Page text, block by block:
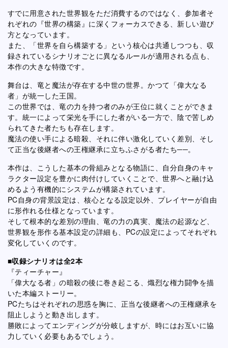
すでに用意された世界観をただ消費するのではなく、参加者そ
れぞれの『世界の構築』に深くフォーカスできる、新しい遊び
方となっています。
また、「世界を自ら構築する」という核心は共通しつつも、収
録されているシナリオごとに異なるルールが適用される点も、
本作の大きな特徴です。
舞台は、竜と魔法が存在する中世の世界。かつて「偉大なる
者」が統一した王国。
この世界では、竜の力を持つ者のみが王位に就くことができま
す。統一によって栄光を手にした者がいる一方で、陰で苦しめ
られてきた者たちも存在します。
魔法の使い手による暗殺、それに伴い激化していく差別、そし
て正当な後継者への王権継承に立ちふさがる者たち──。
本作は、こうした基本の骨組みとなる物語に、自分自身のキャ
ラクター設定を豊かに肉付けしていくことで、世界へと融け込
めるよう有機的にシステムが構築されています。
PC自身の背景設定は、核心となる設定以外、プレイヤーが自由
に形作れる仕様となっています。
そして根本的な差別の理由、竜の力の真実、魔法の起源など、
世界観を形作る基本設定の詳細も、PCの設定によってそれぞれ
変化していくのです。
■収録シナリオは全2本
『ティーチャー』
「偉大なる者」の暗殺の後に巻き起こる、熾烈な権力闘争を描
いた本編ストーリー。
PCたちはそれぞれの思惑を胸に、正当な後継者への王権継承を
阻止しようと動き出します。
勝敗によってエンディングが分岐しますが、時にはお互いに協
力していく必要もあるでしょう。